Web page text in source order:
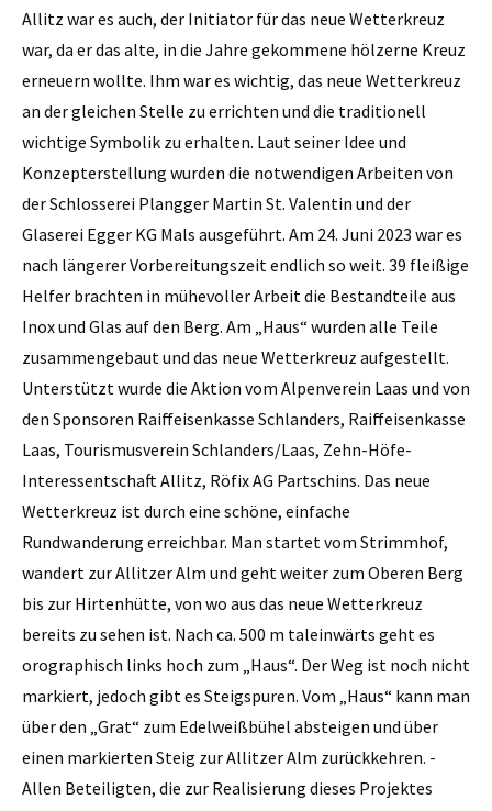
Allitz war es auch, der Initiator für das neue Wetterkreuz
war, da er das alte, in die Jahre gekommene hölzerne Kreuz
erneuern wollte. Ihm war es wichtig, das neue Wetterkreuz
an der gleichen Stelle zu errichten und die traditionell
wichtige Symbolik zu erhalten. Laut seiner Idee und
Konzepterstellung wurden die notwendigen Arbeiten von
der Schlosserei Plangger Martin St. Valentin und der
Glaserei Egger KG Mals ausgeführt. Am 24. Juni 2023 war es
nach längerer Vorbereitungszeit endlich so weit. 39 fleißige
Helfer brachten in mühevoller Arbeit die Bestandteile aus
Inox und Glas auf den Berg. Am „Haus“ wurden alle Teile
zusammengebaut und das neue Wetterkreuz aufgestellt.
Unterstützt wurde die Aktion vom Alpenverein Laas und von
den Sponsoren Raiffeisenkasse Schlanders, Raiffeisenkasse
Laas, Tourismusverein Schlanders/Laas, Zehn-Höfe-
Interessentschaft Allitz, Röfix AG Partschins. Das neue
Wetterkreuz ist durch eine schöne, einfache
Rundwanderung erreichbar. Man startet vom Strimmhof,
wandert zur Allitzer Alm und geht weiter zum Oberen Berg
bis zur Hirtenhütte, von wo aus das neue Wetterkreuz
bereits zu sehen ist. Nach ca. 500 m taleinwärts geht es
orographisch links hoch zum „Haus“. Der Weg ist noch nicht
markiert, jedoch gibt es Steigspuren. Vom „Haus“ kann man
über den „Grat“ zum Edelweißbühel absteigen und über
einen markierten Steig zur Allitzer Alm zurückkehren. -
Allen Beteiligten, die zur Realisierung dieses Projektes